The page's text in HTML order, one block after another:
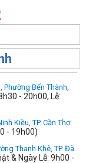
Phường Bến Thành,
- 20h00, Lễ:
Kiều, TP. Cần Thơ.
- 19h00)
Thanh Khê, TP. Đà
& Ngày Lễ: 9h00 -